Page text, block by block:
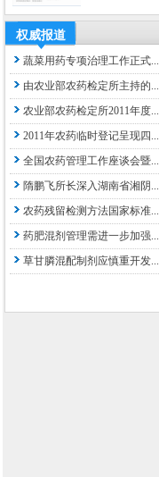
权威报道
蔬菜用药专项治理工作正式...
由农业部农药检定所主持的...
农业部农药检定所2011年度...
2011年农药临时登记呈现四...
全国农药管理工作座谈会暨...
隋鹏飞所长深入湖南省湘阴...
农药残留检测方法国家标准...
药肥混剂管理需进一步加强...
草甘膦混配制剂应慎重开发...